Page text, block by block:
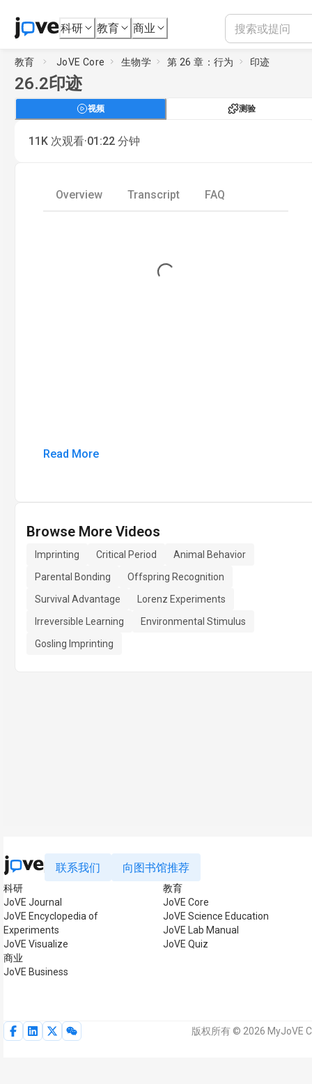
科研 教育 商业
教育 JoVE Core 生物学 第 26 章：行为 印迹
26.2印迹
视频 测验
11K 次观看·01:22 分钟
Overview Transcript FAQ
Loading...
Read More
Browse More Videos
Imprinting Critical Period
Animal Behavior
Parental Bonding
Offspring Recognition
Survival Advantage
Lorenz Experiments
Irreversible Learning
Environmental Stimulus
Gosling Imprinting
联系我们 向图书馆推荐
科研
JoVE Journal
JoVE Encyclopedia of
Experiments
JoVE Visualize
商业
JoVE Business
教育
JoVE Core
JoVE Science Education
JoVE Lab Manual
JoVE Quiz
版权所有 © 2026 MyJoVE